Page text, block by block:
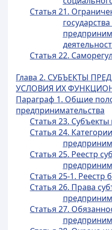
Статья 21.
государства
Статья 22.
Глава 2. СУБЪЕКТЫ
УСЛОВИЯ ИХ
Параграф 1. Общие
предпринимательства
Статья 23.
Статья 24.
Статья 25. Реестр
Статья 25-1. Реестр
Статья 26. Права
Статья 27.